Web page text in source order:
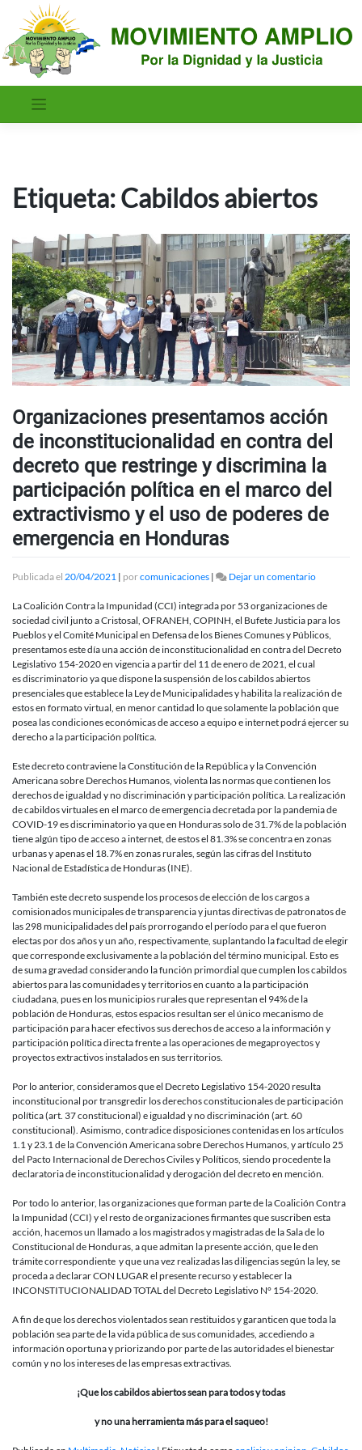
contenido
Etiqueta:Cabildos abiertos
Organizaciones presentamos acción
de inconstitucionalidad en contra del
decreto que restringe y discrimina la
participación política en el marco del
extractivismo y el uso de poderes de
emergencia en Honduras
Publicada el 20/04/2021 | porcomunicaciones | Dejar un comentarioen
acción
de
del
decreto
que
discrimina
la
política
en
el
el
uso
de
poderes
de
Honduras
La Coalición Contra la Impunidad (CCI) integrada por 53 organizaciones de
sociedad civil junto a Cristosal, OFRANEH, COPINH, el Bufete Justicia para los
Pueblos y el Comité Municipal en Defensa de los Bienes Comunes y Públicos,
presentamos este día una acción de inconstitucionalidad en contra del Decreto
Legislativo 154-2020 en vigencia a partir del 11 de enero de 2021, el cual
es discriminatorio ya que dispone la suspensión de los cabildos abiertos
presenciales que establece la Ley de Municipalidades y habilita la realización de
estos en formato virtual, en menor cantidad lo que solamente la población que
posea las condiciones económicas de acceso a equipo e internet podrá ejercer su
derecho a la participación política.
Este decreto contraviene la Constitución de la República y la Convención
Americana sobre Derechos Humanos, violenta las normas que contienen los
derechos de igualdad y no discriminación y participación política. La realización
de cabildos virtuales en el marco de emergencia decretada por la pandemia de
COVID-19 es discriminatorio ya que en Honduras solo de 31.7% de la población
tiene algún tipo de acceso a internet, de estos el 81.3% se concentra en zonas
urbanas y apenas el 18.7% en zonas rurales, según las cifras del Instituto
Nacional de Estadística de Honduras (INE).
También este decreto suspende los procesos de elección de los cargos a
comisionados municipales de transparencia y juntas directivas de patronatos de
las 298 municipalidades del país prorrogando el período para el que fueron
electas por dos años y un año, respectivamente, suplantando la facultad de elegir
que corresponde exclusivamente a la población del término municipal. Esto es
de suma gravedad considerando la función primordial que cumplen los cabildos
abiertos para las comunidades y territorios en cuanto a la participación
ciudadana, pues en los municipios rurales que representan el 94% de la
población de Honduras, estos espacios resultan ser el único mecanismo de
participación para hacer efectivos sus derechos de acceso a la información y
participación política directa frente a las operaciones de megaproyectos y
proyectos extractivos instalados en sus territorios.
Por lo anterior, consideramos que el Decreto Legislativo 154-2020 resulta
inconstitucional por transgredir los derechos constitucionales de participación
política (art. 37 constitucional) e igualdad y no discriminación (art. 60
constitucional). Asimismo, contradice disposiciones contenidas en los artículos
1.1 y 23.1 de la Convención Americana sobre Derechos Humanos, y artículo 25
del Pacto Internacional de Derechos Civiles y Políticos, siendo procedente la
declaratoria de inconstitucionalidad y derogación del decreto en mención.
Por todo lo anterior, las organizaciones que forman parte de la Coalición Contra
la Impunidad (CCI) y el resto de organizaciones firmantes que suscriben esta
acción, hacemos un llamado a los magistrados y magistradas de la Sala de lo
Constitucional de Honduras, a que admitan la presente acción, que le den
trámite correspondiente y que una vez realizadas las diligencias según la ley, se
proceda a declarar CON LUGAR el presente recurso y establecer la
INCONSTITUCIONALIDAD TOTAL del Decreto Legislativo N° 154-2020.
A fin de que los derechos violentados sean restituidos y garanticen que toda la
población sea parte de la vida pública de sus comunidades, accediendo a
información oportuna y priorizando por parte de las autoridades el bienestar
común y no los intereses de las empresas extractivas.
¡Que los cabildos abiertos sean para todos y todas
y no una herramienta más para el saqueo!